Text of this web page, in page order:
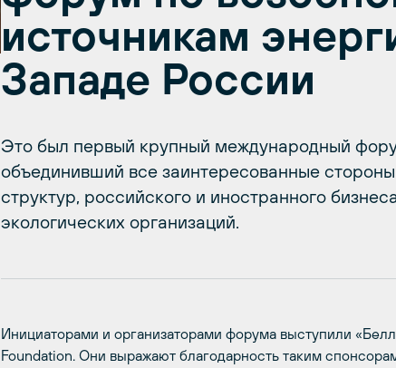
источникам
Западе России
Это был первый крупный международный
объединивший все заинтересованные
структур, российского и иностранного
экологических организаций.
Инициаторами и организаторами форума выступили
Foundation. Они выражают благодарность таким